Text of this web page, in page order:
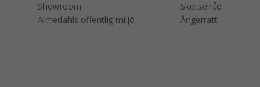
Showroom
Almedahls offentlig miljö
Skötselråd
Ångerrätt